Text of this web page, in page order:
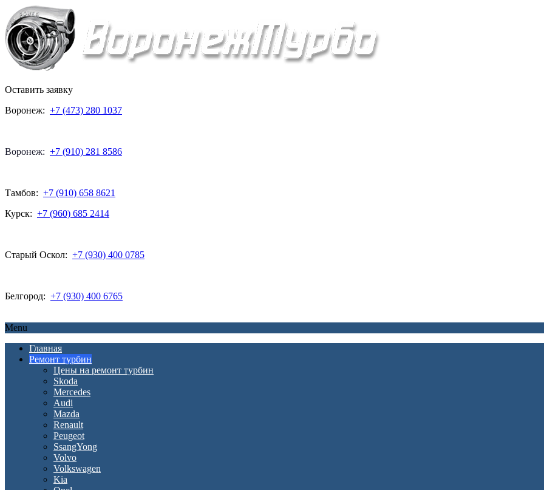
Оставить заявку
Воронеж: +7 (473) 280 1037
Воронеж: +7 (910) 281 8586
Тамбов: +7 (910) 658 8621
Курск: +7 (960) 685 2414
Старый Оскол: +7 (930) 400 0785
Белгород: +7 (930) 400 6765
Menu
Главная
Ремонт турбин
Цены на ремонт турбин
Skoda
Mercedes
Audi
Mazda
Renault
Peugeot
SsangYong
Volvo
Volkswagen
Kia